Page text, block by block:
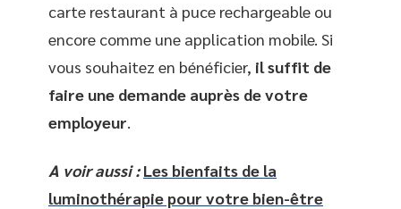
carte restaurant à puce rechargeable ou
encore comme une application mobile. Si
vous souhaitez en bénéficier, il suffit de
faire une demande auprès de votre
employeur.
A voir aussi : Les bienfaits de la
luminothérapie pour votre bien-être